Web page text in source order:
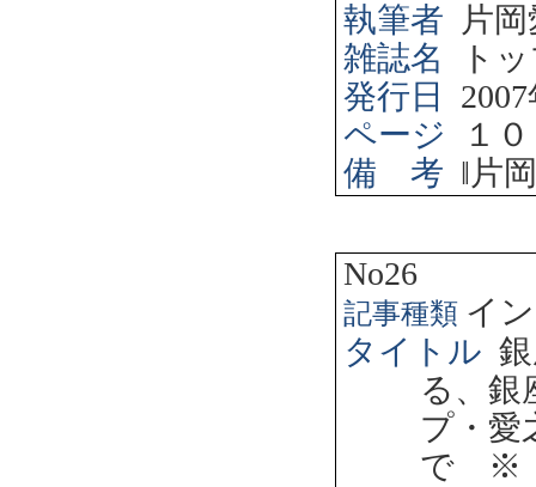
執筆者
片
雑誌名
ト
発行日
2007
ページ
１
備 考 ‖ 片
No26
記事種類 イ
タイトル
る、
プ・愛
で ※『